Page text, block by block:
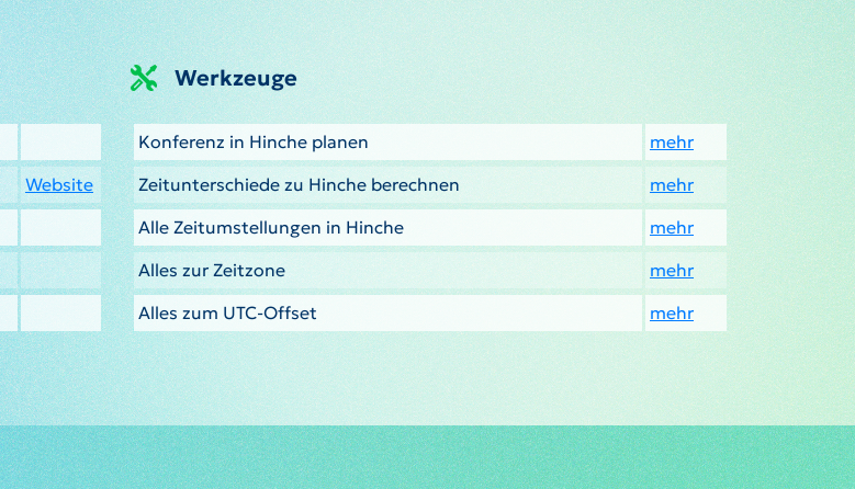
Website
Werkzeuge
Konferenz in Hinche planen
mehr
Zeitunterschiede zu Hinche berechnen
mehr
Alle Zeitumstellungen in Hinche
mehr
Alles zur Zeitzone
mehr
Alles zum UTC-Offset
mehr